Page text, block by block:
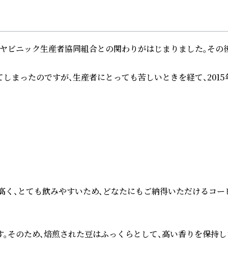
ック生産者協同組合との関わりがはじまりました。その
ったのですが、生産者にとっても苦しいときを経て、
とても飲みやすいため、どなたにもご納得いただけ
のため、焙煎された豆はふっくらとして、高い香りを